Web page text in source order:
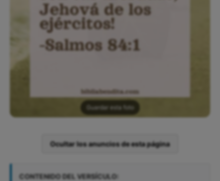
Guardar esta foto
Ocultar los anuncios de esta página
CONTENIDO DEL VERSÍCULO: